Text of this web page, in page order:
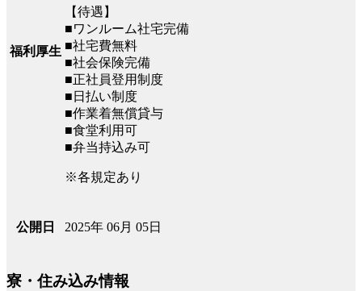
福利厚生
【待遇】
■ワンルーム社宅完備
■社宅費無料
■社会保険完備
■正社員登用制度
■日払い制度
■作業着無償貸与
■食堂利用可
■弁当持込み可
※各規定あり
公開日 2025年 06月 05日
寮・住み込み情報